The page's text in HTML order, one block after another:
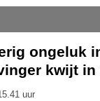
ongeluk
kwijt in
uur